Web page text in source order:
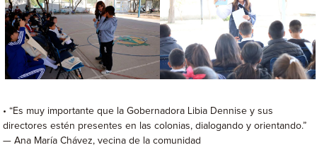
• “Es muy importante que la Gobernadora Libia Dennise y sus
directores estén presentes en las colonias, dialogando y orientando.”
— Ana María Chávez, vecina de la comunidad